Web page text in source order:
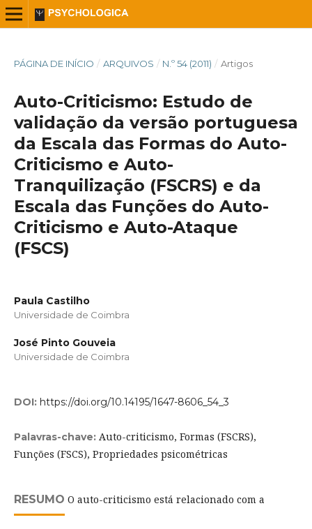
PÁGINA DE INÍCIO / ARQUIVOS / N.º 54 (2011) / Artigos
Auto-Criticismo: Estudo de
validação da versão portuguesa
da Escala das Formas do Auto-
Criticismo e Auto-
Tranquilização (FSCRS) e da
Escala das Funções do Auto-
Criticismo e Auto-Ataque
(FSCS)
Paula Castilho
Universidade de Coimbra
José Pinto Gouveia
Universidade de Coimbra
DOI: https://doi.org/10.14195/1647-8606_54_3
Palavras-chave: Auto-criticismo, Formas (FSCRS),
Funções (FSCS), Propriedades psicométricas
RESUMO O auto-criticismo está relacionado com a